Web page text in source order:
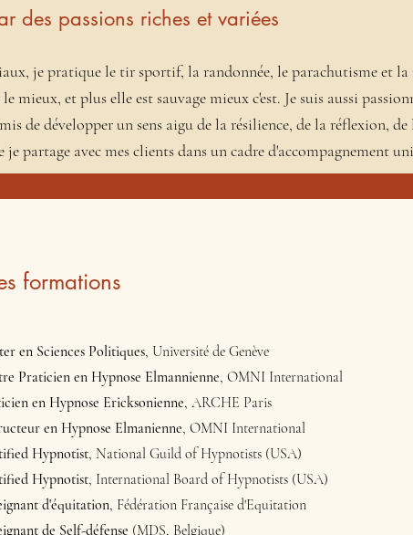
des passions riches et variées
je pratique le tir sportif, la randonnée, le parachutisme et la
lemieux, etplus elle est sauvage mieux c'est. Je suis aussi
de développer un sens aigu de la résilience, de laréflexion,
je partage avec mes clients dans un cadre d'accompagnement
formations
en Sciences Politiques, Université de Genève
Praticien en Hypnose Elmannienne, OMNI International
en Hypnose Ericksonienne, ARCHE Paris
en Hypnose Elmanienne, OMNI International
Hypnotist, National Guild of Hypnotists (USA)
Hypnotist, International Board of Hypnotists (USA)
d'équitation, Fédération Française d'Equitation
de Self-défense (MDS, Belgique)